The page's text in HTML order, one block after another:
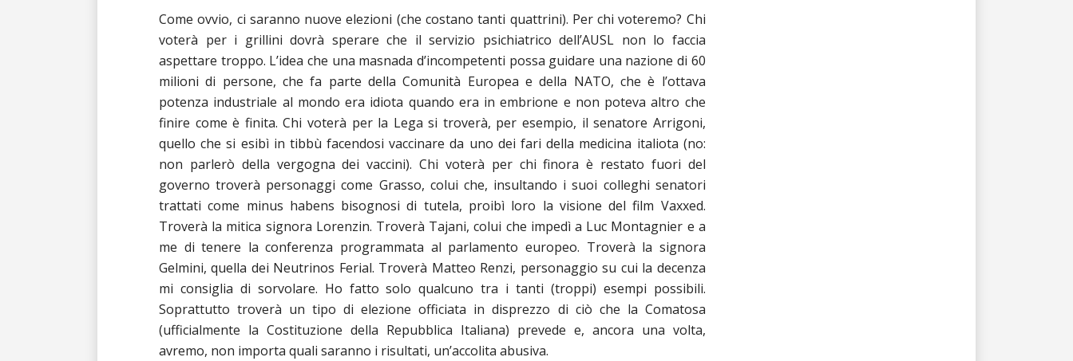
Come ovvio, ci saranno nuove elezioni (che costano tanti quattrini). Per chi voteremo? Chi
voterà per i grillini dovrà sperare che il servizio psichiatrico dell’AUSL non lo faccia
aspettare troppo. L’idea che una masnada d’incompetenti possa guidare una nazione di 60
milioni di persone, che fa parte della Comunità Europea e della NATO, che è l’ottava
potenza industriale al mondo era idiota quando era in embrione e non poteva altro che
finire come è finita. Chi voterà per la Lega si troverà, per esempio, il senatore Arrigoni,
quello che si esibì in tibbù facendosi vaccinare da uno dei fari della medicina italiota (no:
non parlerò della vergogna dei vaccini). Chi voterà per chi finora è restato fuori del
governo troverà personaggi come Grasso, colui che, insultando i suoi colleghi senatori
trattati come minus habens bisognosi di tutela, proibì loro la visione del film Vaxxed.
Troverà la mitica signora Lorenzin. Troverà Tajani, colui che impedì a Luc Montagnier e a
me di tenere la conferenza programmata al parlamento europeo. Troverà la signora
Gelmini, quella dei Neutrinos Ferial. Troverà Matteo Renzi, personaggio su cui la decenza
mi consiglia di sorvolare. Ho fatto solo qualcuno tra i tanti (troppi) esempi possibili.
Soprattutto troverà un tipo di elezione officiata in disprezzo di ciò che la Comatosa
(ufficialmente la Costituzione della Repubblica Italiana) prevede e, ancora una volta,
avremo, non importa quali saranno i risultati, un’accolita abusiva.